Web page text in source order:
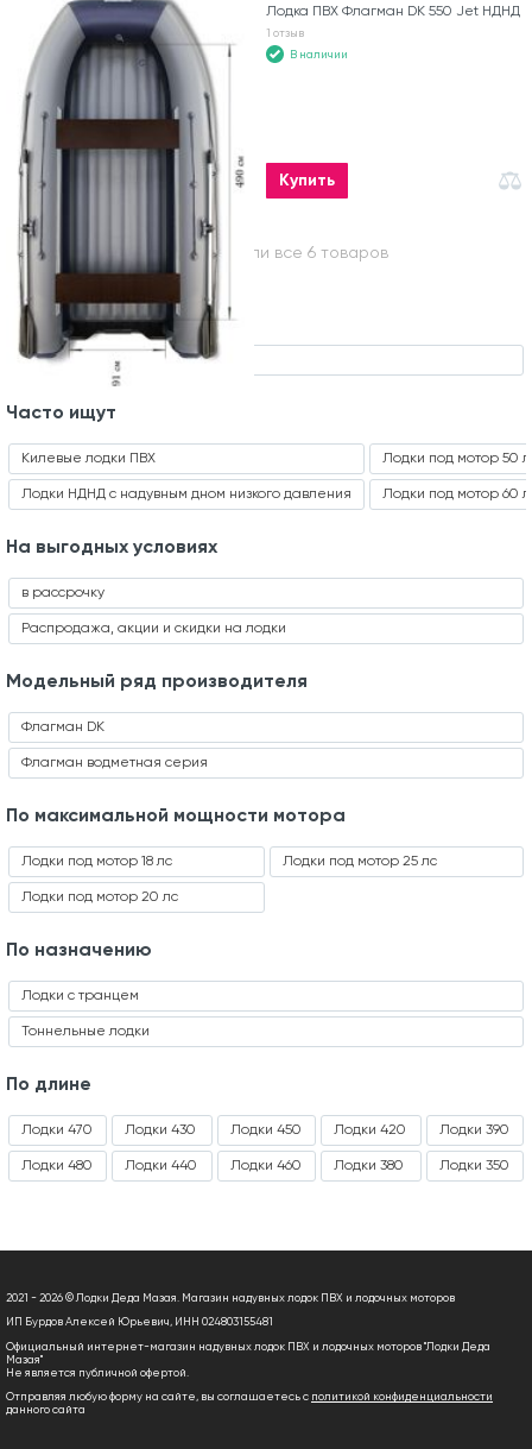
Лодка ПВХ Флагман DK 550 Jet НДНД
1 отзыв
В наличии
Купить
Вы посмотрели все 6 товаров
Иные особенности
Лодки катамаранного типа
Часто ищут
Килевые лодки ПВХ
Лодки НДНД с надувным дном низкого давления
Лодки под мотор 50
Лодки под мотор 60
На выгодных условиях
в рассрочку
Распродажа, акции и скидки на лодки
Модельный ряд производителя
Флагман DK
Флагман водметная серия
По максимальной мощности мотора
Лодки под мотор 18 лс
Лодки под мотор 20 лс
Лодки под мотор 25 лс
По назначению
Лодки с транцем
Тоннельные лодки
По длине
Лодки 470
Лодки 480
Лодки 430
Лодки 440
Лодки 450
Лодки 460
Лодки 420
Лодки 380
Лодки 390
Лодки 350
2021 - 2026 © Лодки Деда Мазая. Магазин надувных лодок ПВХ и лодочных моторов
ИП Бурдов Алексей Юрьевич, ИНН 024803155481
Официальный интернет-магазин надувных лодок ПВХ и лодочных моторов "Лодки Деда
Мазая"
Не является публичной офертой.
Отправляя любую форму на сайте, вы соглашаетесь с политикой конфиденциальности
данного сайта